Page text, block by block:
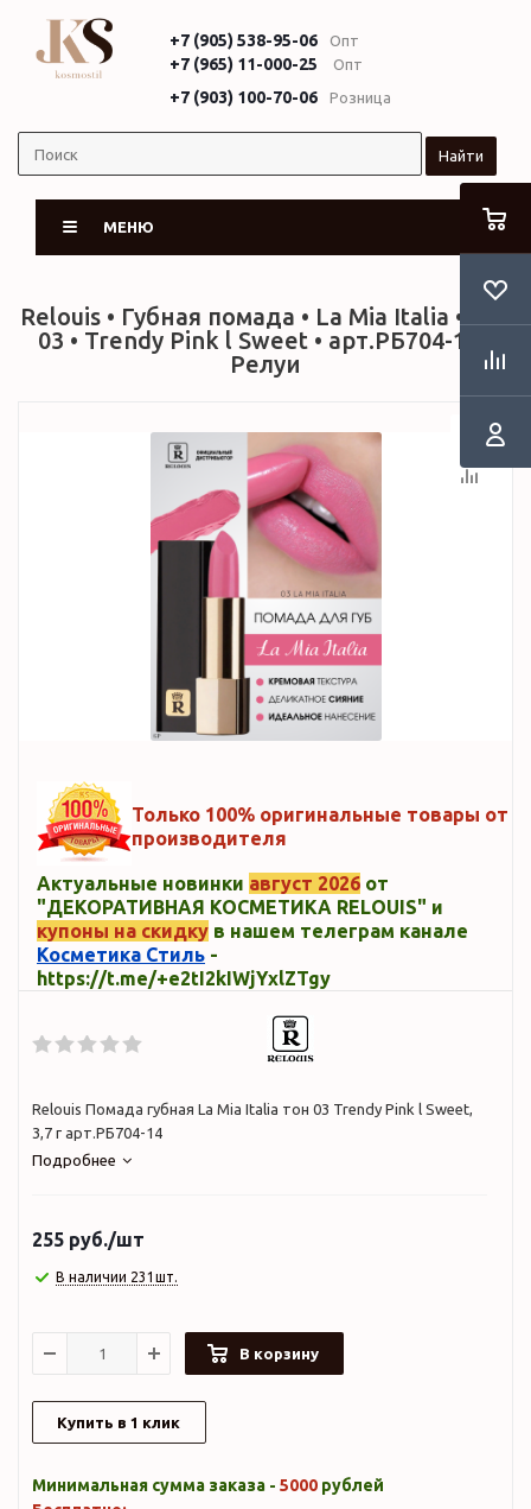
+7 (905) 538-95-06 Опт
+7 (965) 11-000-25 Опт
+7 (903) 100-70-06 Розница
Найти
МЕНЮ
Relouis • Губная помада • La Mia Italia • тон
03 • Trendy Pink l Sweet • арт.РБ704-14 •
Релуи
Только 100% оригинальные товары от
производителя
Актуальные новинки август 2026 от
"ДЕКОРАТИВНАЯ КОСМЕТИКА RELOUIS" и
купоны на скидку в нашем телеграм канале
Косметика Стиль -
https://t.me/+e2tI2kIWjYxlZTgy
Relouis Помада губная La Mia Italia тон 03 Trendy Pink l Sweet,
3,7 г арт.РБ704-14
Подробнее
255 руб./шт
В наличии 231шт.
В корзину
Купить в 1 клик
Минимальная сумма заказа - 5000 рублей